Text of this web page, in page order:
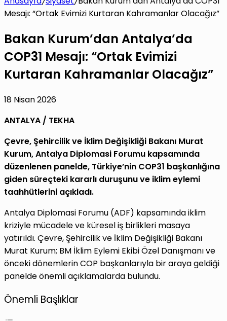
Mesajı: “Ortak Evimizi Kurtaran Kahramanlar Olacağız”
Bakan Kurum’dan Antalya’da
COP31 Mesajı: “Ortak Evimizi
Kurtaran Kahramanlar Olacağız”
18 Nisan 2026
ANTALYA / TEKHA
Çevre, Şehircilik ve İklim Değişikliği Bakanı Murat
Kurum, Antalya Diplomasi Forumu kapsamında
düzenlenen panelde, Türkiye’nin COP31 başkanlığına
giden süreçteki kararlı duruşunu ve iklim eylemi
taahhütlerini açıkladı.
Antalya Diplomasi Forumu (ADF) kapsamında iklim
kriziyle mücadele ve küresel iş birlikleri masaya
yatırıldı. Çevre, Şehircilik ve İklim Değişikliği Bakanı
Murat Kurum; BM İklim Eylemi Ekibi Özel Danışmanı ve
önceki dönemlerin COP başkanlarıyla bir araya geldiği
panelde önemli açıklamalarda bulundu.
Önemli Başlıklar